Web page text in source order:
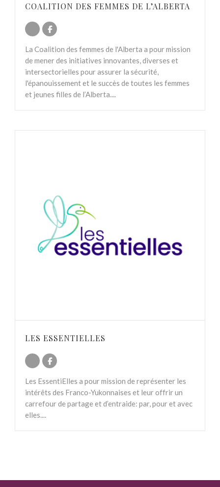
COALITION DES FEMMES DE L’ALBERTA
La Coalition des femmes de l'Alberta a pour mission
de mener des initiatives innovantes, diverses et
intersectorielles pour assurer la sécurité,
l'épanouissement et le succès de toutes les femmes
et jeunes filles de l’Alberta....
LES ESSENTIELLES
Les EssentiElles a pour mission de représenter les
intérêts des Franco-Yukonnaises et leur offrir un
carrefour de partage et d’entraide: par, pour et avec
elles....